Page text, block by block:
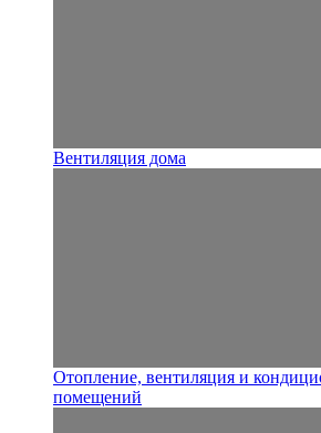
Вентиляция дома
Отопление, вентиляция и
помещений